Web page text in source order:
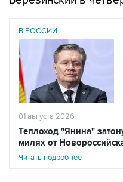
В РОССИИ
01 августа 2026
Теплоход "Янина"
милях от
Читать подробнее
"На собрании